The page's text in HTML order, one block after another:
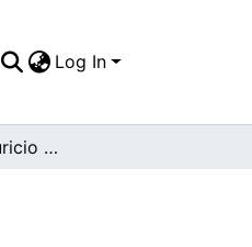
Log In
Tenista caleño Mauricio Hadad